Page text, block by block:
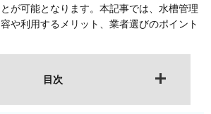
が可能となります。本記事では、水槽管理
や利用するメリット、業者選びのポイント
目次